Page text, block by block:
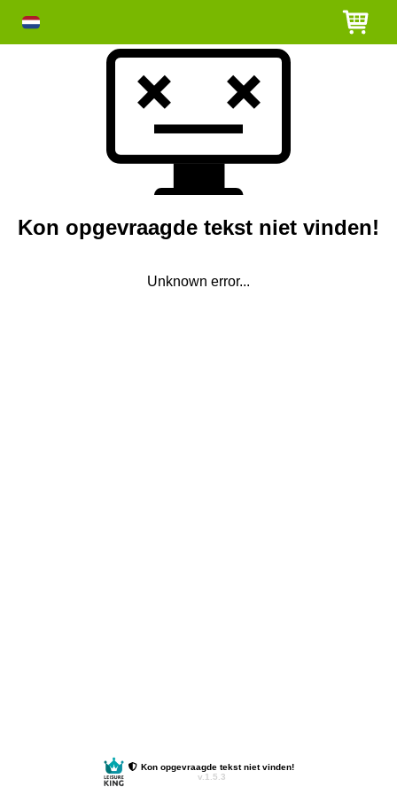
Kon opgevraagde tekst niet vinden!
Unknown error...
Kon opgevraagde tekst niet vinden!
v.1.5.3